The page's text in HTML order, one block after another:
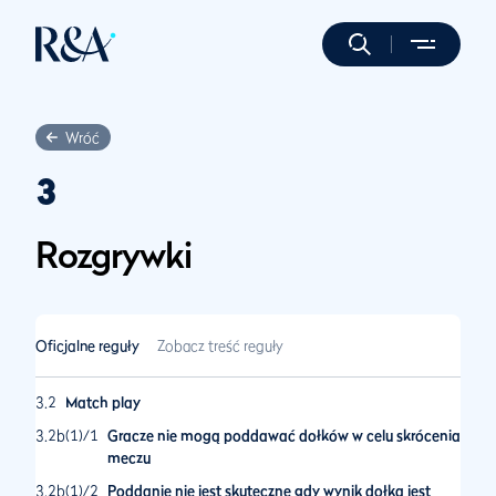
Wróć
3
Rozgrywki
Oficjalne reguły Zobacz treść reguły
3.2
Match play
3.2b(1)/1
Gracze nie mogą poddawać dołków w celu skrócenia
meczu
3.2b(1)/2
Poddanie nie jest skuteczne gdy wynik dołka jest